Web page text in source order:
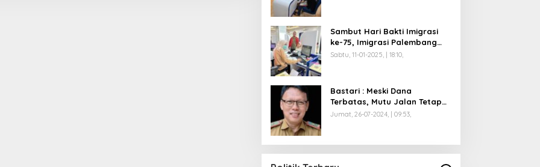
Sambut Hari Bakti Imigrasi
ke-75, Imigrasi Palembang
Buka Paspor Simpatik Akhir
Sabtu, 11-01-2025, | 18:10,
Bastari : Meski Dana
Terbatas, Mutu Jalan Tetap
Diprioritaskan !
Jumat, 26-07-2024, | 09:53,